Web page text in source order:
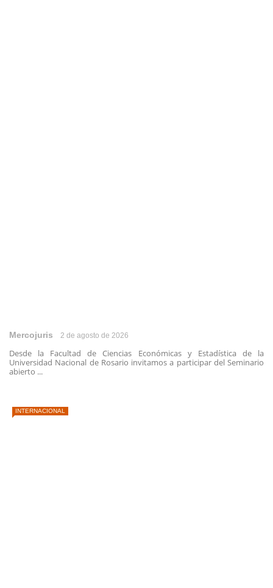
Mercojuris 2 de agosto de 2026
Desde la Facultad de Ciencias Económicas y Estadística de la
Universidad Nacional de Rosario invitamos a participar del Seminario
abierto ...
INTERNACIONAL